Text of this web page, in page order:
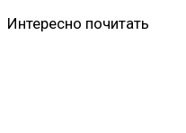
Интересно почитать